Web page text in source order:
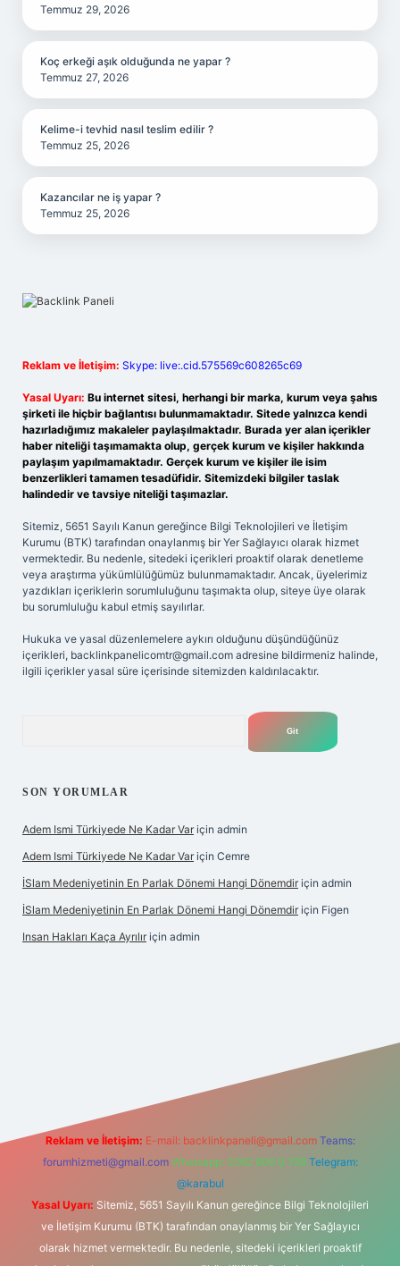
Temmuz 29, 2026
Koç erkeği aşık olduğunda ne yapar ?
Temmuz 27, 2026
Kelime-i tevhid nasıl teslim edilir ?
Temmuz 25, 2026
Kazancılar ne iş yapar ?
Temmuz 25, 2026
Reklam ve İletişim: Skype: live:.cid.575569c608265c69
Yasal Uyarı: Bu internet sitesi, herhangi bir marka, kurum veya şahıs
şirketi ile hiçbir bağlantısı bulunmamaktadır. Sitede yalnızca kendi
hazırladığımız makaleler paylaşılmaktadır. Burada yer alan içerikler
haber niteliği taşımamakta olup, gerçek kurum ve kişiler hakkında
paylaşım yapılmamaktadır. Gerçek kurum ve kişiler ile isim
benzerlikleri tamamen tesadüfidir. Sitemizdeki bilgiler taslak
halindedir ve tavsiye niteliği taşımazlar.
Sitemiz, 5651 Sayılı Kanun gereğince Bilgi Teknolojileri ve İletişim
Kurumu (BTK) tarafından onaylanmış bir Yer Sağlayıcı olarak hizmet
vermektedir. Bu nedenle, sitedeki içerikleri proaktif olarak denetleme
veya araştırma yükümlülüğümüz bulunmamaktadır. Ancak, üyelerimiz
yazdıkları içeriklerin sorumluluğunu taşımakta olup, siteye üye olarak
bu sorumluluğu kabul etmiş sayılırlar.
Hukuka ve yasal düzenlemelere aykırı olduğunu düşündüğünüz
içerikleri, backlinkpanelicomtr@gmail.com adresine bildirmeniz halinde,
ilgili içerikler yasal süre içerisinde sitemizden kaldırılacaktır.
SON YORUMLAR
Adem Ismi Türkiyede Ne Kadar Var için admin
Adem Ismi Türkiyede Ne Kadar Var için Cemre
İSlam Medeniyetinin En Parlak Dönemi Hangi Dönemdir için admin
İSlam Medeniyetinin En Parlak Dönemi Hangi Dönemdir için Figen
Insan Hakları Kaça Ayrılır için admin
Reklam ve İletişim: E-mail: backlinkpaneli@gmail.com Teams:
forumhizmeti@gmail.com Whatsapp: 0262 606 0 726 Telegram:
@karabul
Yasal Uyarı: Sitemiz, 5651 Sayılı Kanun gereğince Bilgi Teknolojileri
ve İletişim Kurumu (BTK) tarafından onaylanmış bir Yer Sağlayıcı
olarak hizmet vermektedir. Bu nedenle, sitedeki içerikleri proaktif